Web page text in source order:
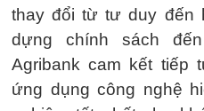
thay đổi từ tư duy đến
dựng chính sách
Agribank cam kết tiếp
ứng dụng công nghệ